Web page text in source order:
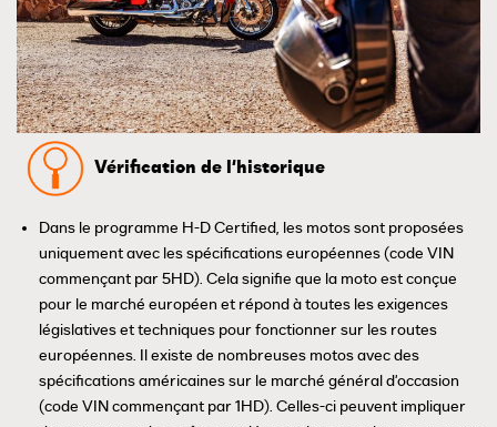
Vérification de l'historique
Dans le programme H-D Certified, les motos sont proposées
uniquement avec les spécifications européennes (code VIN
commençant par 5HD). Cela signifie que la moto est conçue
pour le marché européen et répond à toutes les exigences
législatives et techniques pour fonctionner sur les routes
européennes. Il existe de nombreuses motos avec des
spécifications américaines sur le marché général d'occasion
(code VIN commençant par 1HD). Celles-ci peuvent impliquer